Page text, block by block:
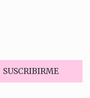
SUSCRIBIRME